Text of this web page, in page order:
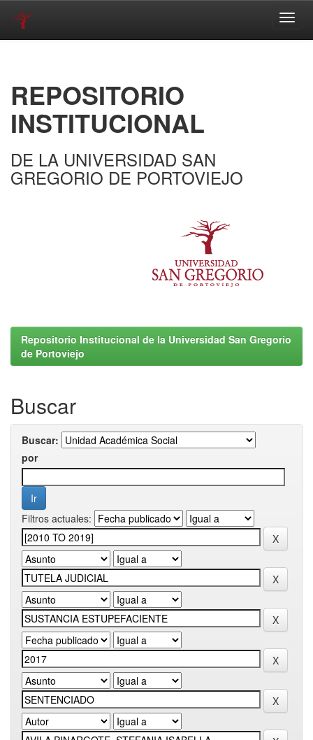
REPOSITORIO
INSTITUCIONAL
DE LA UNIVERSIDAD SAN
GREGORIO DE PORTOVIEJO
Repositorio Institucional de la Universidad San Gregorio
de Portoviejo
Buscar
Buscar:
por
Filtros actuales: